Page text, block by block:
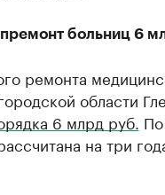
больниц 6
ремонта
области
6 млрд руб.
на три